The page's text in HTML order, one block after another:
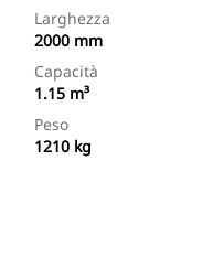
Larghezza
2000 mm
Capacità
1.15 m³
Peso
1210 kg